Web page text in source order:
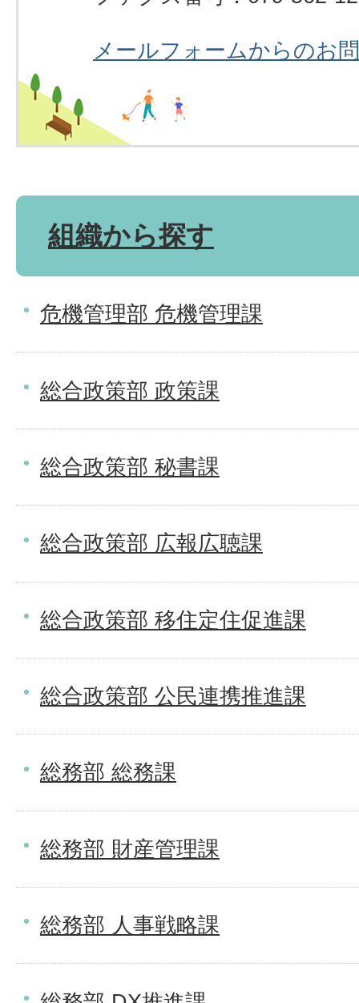
メールフォームからのお
組織から探す
危機管理部 危機管理課
総合政策部 政策課
総合政策部 秘書課
総合政策部 広報広聴課
総合政策部 移住定住促進課
総合政策部 公民連携推進課
総務部 総務課
総務部 財産管理課
総務部 人事戦略課